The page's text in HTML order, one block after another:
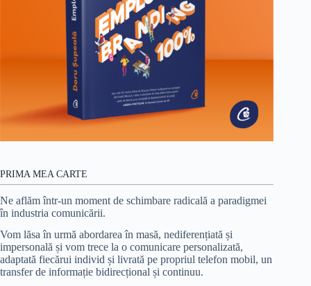
PRIMA MEA CARTE
Ne aflăm într-un moment de schimbare radicală a paradigmei
în industria comunicării.
Vom lăsa în urmă abordarea în masă, nediferențiată și
impersonală și vom trece la o comunicare personalizată,
adaptată fiecărui individ și livrată pe propriul telefon mobil, un
transfer de informație bidirecțional și continuu.